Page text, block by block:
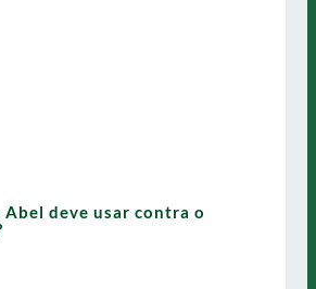
Abel deve usar contra o